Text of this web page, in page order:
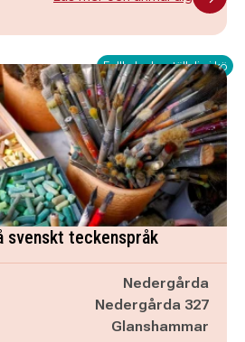
Fullbokad – ställ dig i kö
svenskt teckenspråk
Nedergårda
Nedergårda 327
Glanshammar